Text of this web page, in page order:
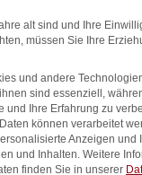
& Gastro Geräte
1/2″
alt sind und Ihre
müssen Sie Ihre
und andere
sind essenziell,
und Ihre Erfahrung zu
können verarbeitet
Anzeigen und
und Inhalten. Weitere
finden Sie in unserer